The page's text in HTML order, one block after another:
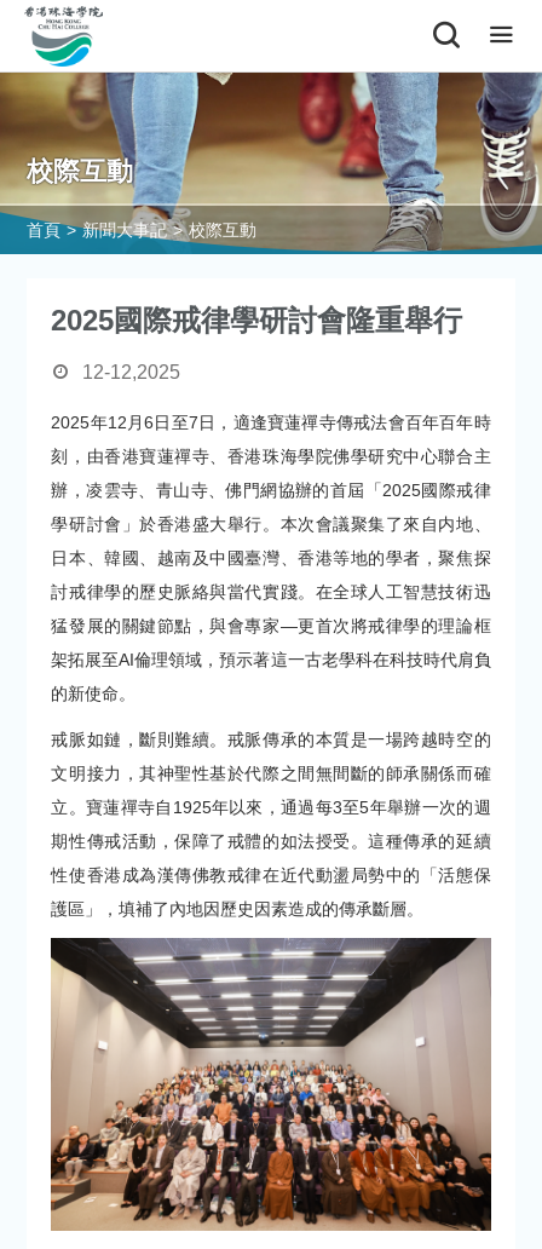
校際互動
首頁 > 新聞大事記 > 校際互動
2025國際戒律學研討會隆重舉行
12-12,2025
2025年12月6日至7日，適逢寶蓮禪寺傳戒法會百年百年時
刻，由香港寶蓮禪寺、香港珠海學院佛學研究中心聯合主
辦，凌雲寺、青山寺、佛門網協辦的首屆「2025國際戒律
學研討會」於香港盛大舉行。本次會議聚集了來自内地、
日本、韓國、越南及中國臺灣、香港等地的學者，聚焦探
討戒律學的歷史脈絡與當代實踐。在全球人工智慧技術迅
猛發展的關鍵節點，與會專家—更首次將戒律學的理論框
架拓展至AI倫理領域，預示著這一古老學科在科技時代肩負
的新使命。
戒脈如鏈，斷則難續。戒脈傳承的本質是一場跨越時空的
文明接力，其神聖性基於代際之間無間斷的師承關係而確
立。寶蓮禪寺自1925年以來，通過每3至5年舉辦一次的週
期性傳戒活動，保障了戒體的如法授受。這種傳承的延續
性使香港成為漢傳佛教戒律在近代動盪局勢中的「活態保
護區」，填補了內地因歷史因素造成的傳承斷層。